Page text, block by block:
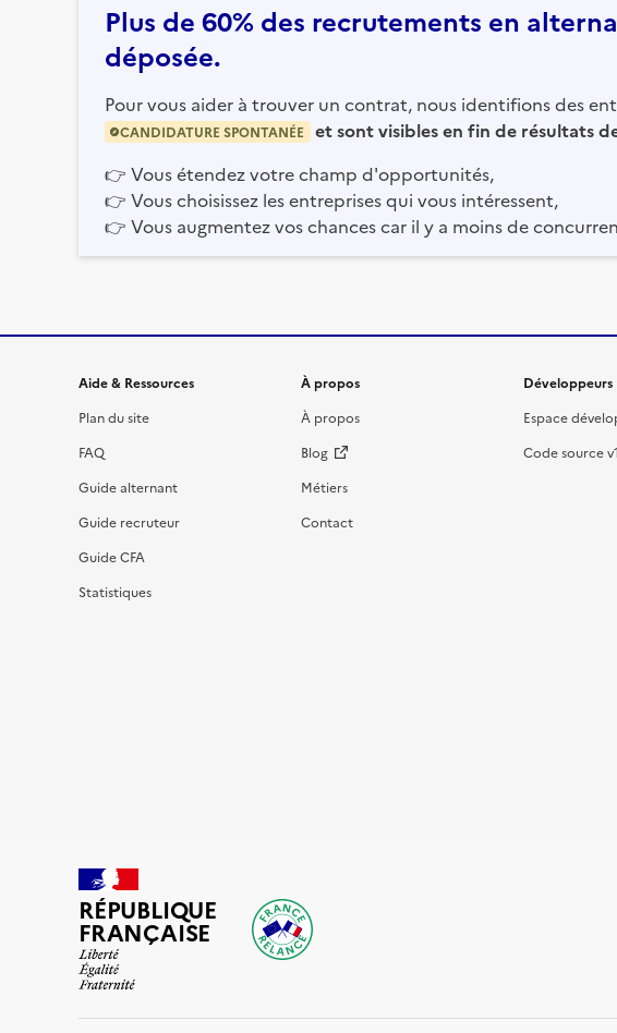
Plus de 60% des recrutements en
déposée.
Pour vous aider à trouver un contrat, nous identifions des
CANDIDATURE SPONTANÉE
et sont visibles en fin de résultats
👉 Vous étendez votre champ d'opportunités,
👉 Vous choisissez les entreprises qui vous intéressent,
👉 Vous augmentez vos chances car il y a moins de
Informations et liens du site
Aide & Ressources
Plan du site
FAQ
Guide alternant
Guide recruteur
Guide CFA
Statistiques
À propos
À propos
Blog
Métiers
Contact
Développeurs
Espace
Code source
RÉPUBLIQUE
FRANÇAISE